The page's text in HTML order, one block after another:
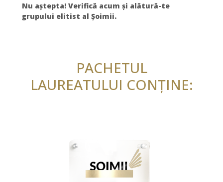
Nu aștepta! Verifică acum și alătură-te
grupului elitist al Șoimii.
PACHETUL
LAUREATULUI CONȚINE: